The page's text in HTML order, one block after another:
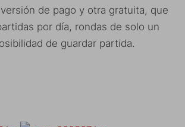
de pago y otra gratuita, que
por día, rondas de solo un
de guardar partida.